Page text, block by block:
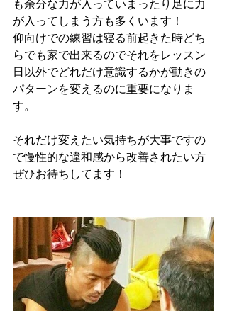
も余分な力が入っていまったり足に力
が入ってしまう方も多くいます！
仰向けでの練習は寝る前起きた時どち
らでも家で出来るのでそれをレッスン
日以外でどれだけ意識するかが動きの
パターンを変えるのに重要になりま
す。
それだけ変えたい気持ちが大事ですの
で慢性的な違和感から改善されたい方
ぜひお待ちしてます！